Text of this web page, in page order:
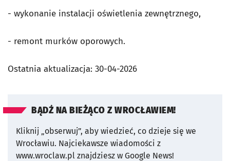
- wykonanie instalacji oświetlenia zewnętrznego,
- remont murków oporowych.
Ostatnia aktualizacja: 30-04-2026
BĄDŹ NA BIEŻĄCO Z WROCŁAWIEM!
Kliknij „obserwuj”, aby wiedzieć, co dzieje się we
Wrocławiu. Najciekawsze wiadomości z
www.wroclaw.pl znajdziesz w Google News!